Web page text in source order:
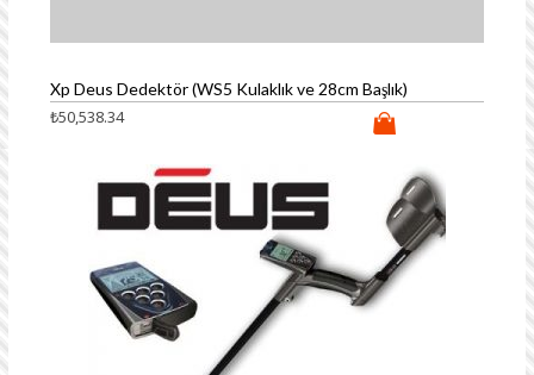
Xp Deus Dedektör (WS5 Kulaklık ve 28cm Başlık)
₺50,538.34